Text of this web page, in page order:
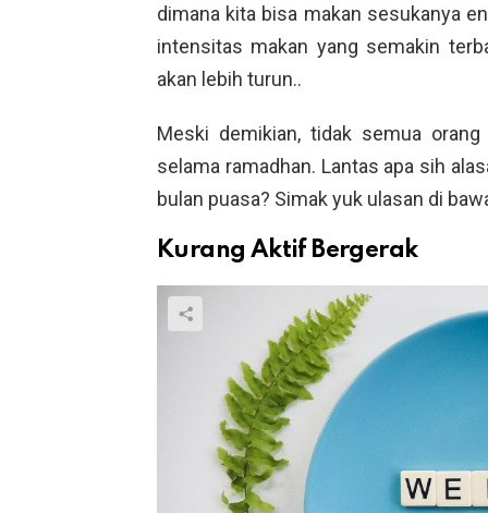
dimana kita bisa makan sesukanya
intensitas makan yang semakin
akan lebih turun..
Meski demikian, tidak semua
selama ramadhan. Lantas apa sih
bulan puasa? Simak yuk ulasan di
Kurang Aktif Bergerak